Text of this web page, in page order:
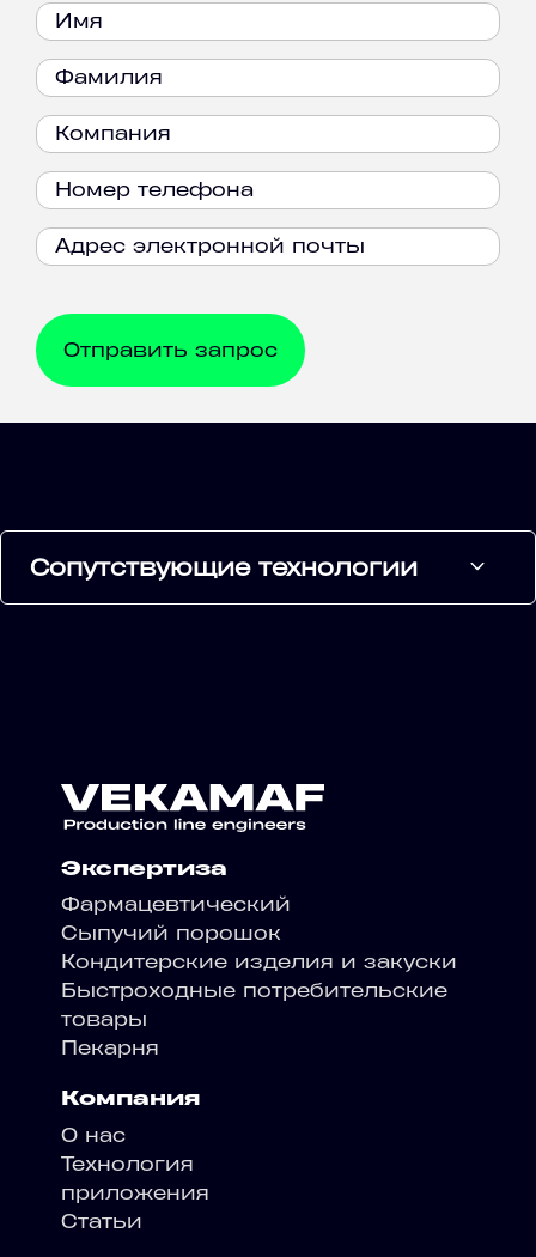
Сопутствующие технологии
Экспертиза
Фармацевтический
Сыпучий порошок
Кондитерские изделия и закуски
Быстроходные потребительские
товары
Пекарня
Компания
О нас
Технология
приложения
Статьи